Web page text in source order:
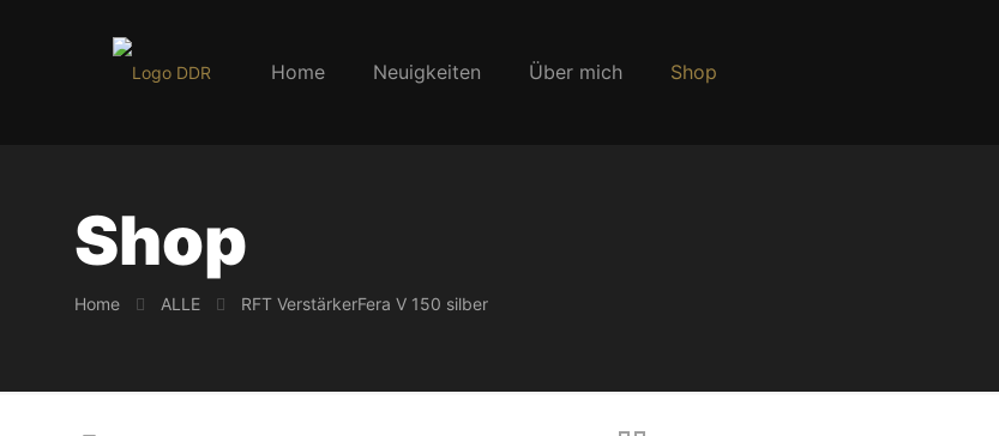
Home Neuigkeiten Über mich Shop
Shop
Home ALLE RFT VerstärkerFera V 150 silber